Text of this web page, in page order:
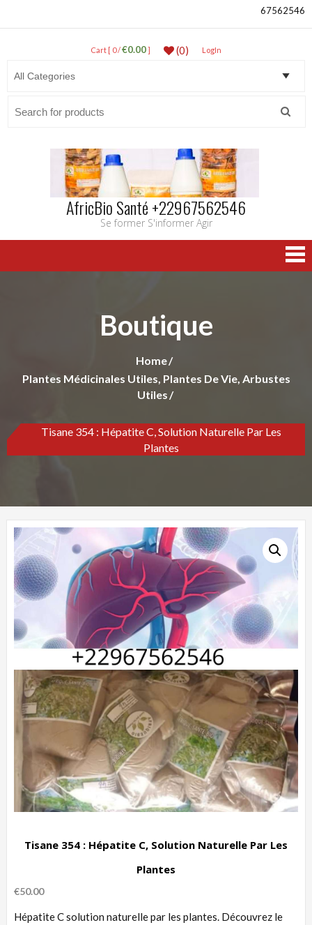
67562546
Cart [ 0 /€0.00] (0) LogIn
AfricBio Santé +22967562546
Se former S'informer Agir
Boutique
Home
Plantes Médicinales Utiles, Plantes De Vie, Arbustes
Utiles
Tisane 354 : Hépatite C, Solution Naturelle Par Les
Plantes
Tisane 354 : Hépatite C, Solution Naturelle Par Les
Plantes
€50.00
Hépatite C solution naturelle par les plantes. Découvrez le